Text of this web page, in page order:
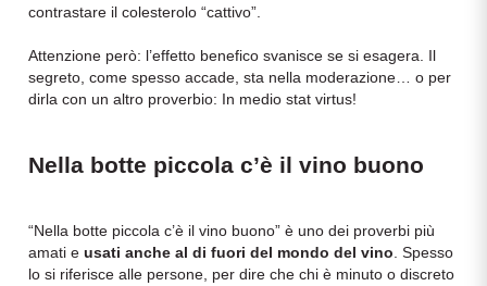
Friuli Venezia Giulia
Piemonte
Trento DOC
Vedi tutti
contrastare il colesterolo “cattivo”.
Attenzione però: l’effetto benefico svanisce se si esagera. Il
segreto, come spesso accade, sta nella moderazione… o per
dirla con un altro proverbio: In medio stat virtus!
Nella botte piccola c’è il vino buono
“Nella botte piccola c’è il vino buono” è uno dei proverbi più
amati e usati anche al di fuori del mondo del vino . Spesso
lo si riferisce alle persone, per dire che chi è minuto o discreto